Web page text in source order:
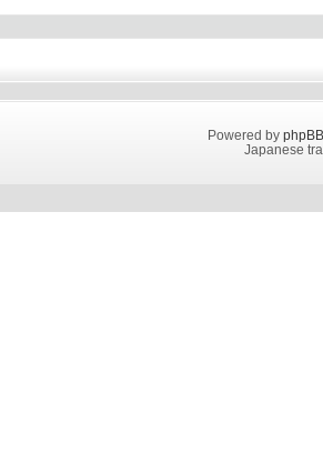
Powered by phpBB
Japanese